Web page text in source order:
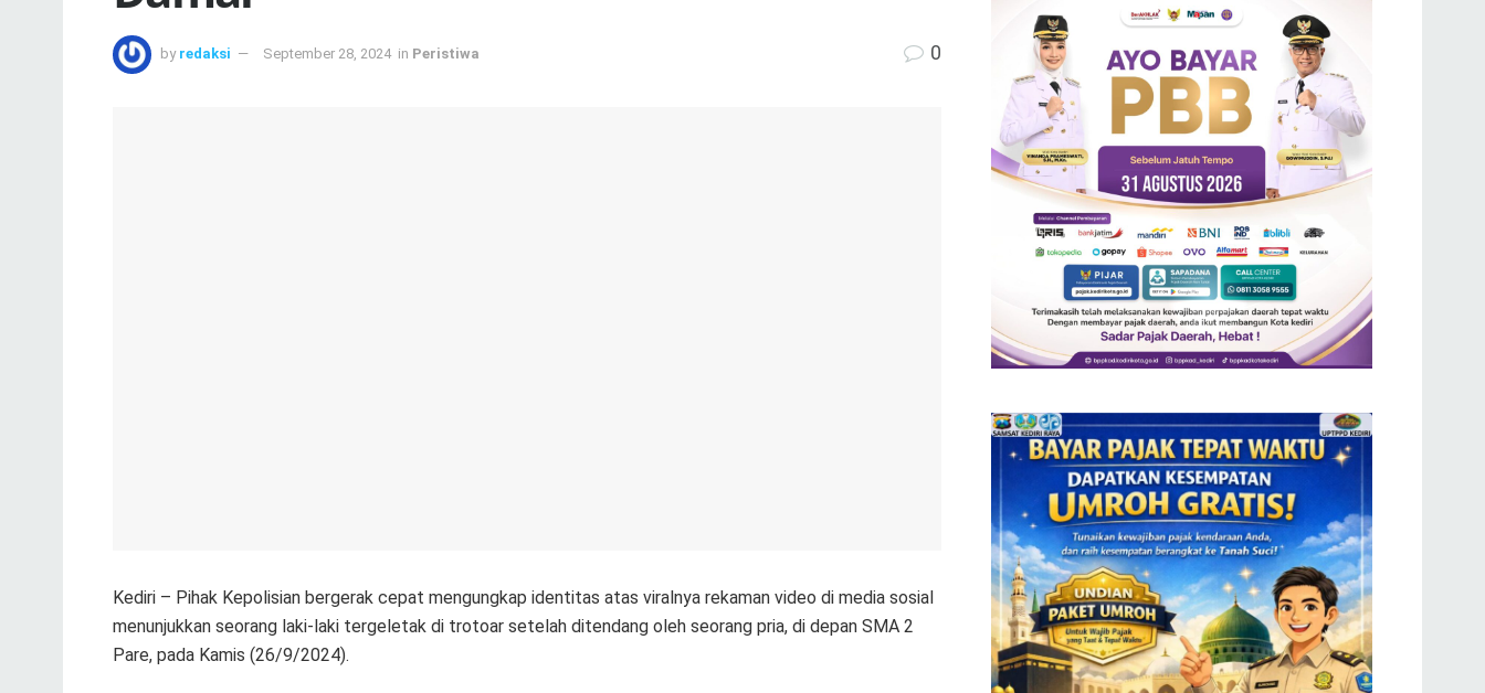
by redaksi September 28, 2024 in Peristiwa 0
Kediri – Pihak Kepolisian bergerak cepat mengungkap identitas atas viralnya rekaman video di media sosial
menunjukkan seorang laki-laki tergeletak di trotoar setelah ditendang oleh seorang pria, di depan SMA 2
Pare, pada Kamis (26/9/2024).